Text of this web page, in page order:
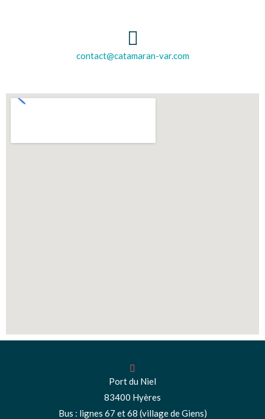
contact@catamaran-var.com
Port du Niel
83400 Hyères
Bus : lignes 67 et 68 (village de Giens)